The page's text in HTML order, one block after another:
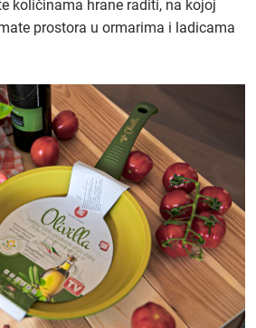
količinama hrane raditi, na kojoj
prostora u ormarima i ladicama